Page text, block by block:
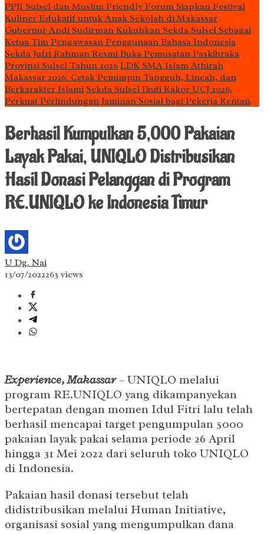
PPJI Sulsel dan Muslim Friendly Forum Siapkan Festival
Kuliner Edukatif untuk Anak Sekolah di Makassar
Gubernur Andi Sudirman Kukuhkan Sekda Sulsel Sebagai
Ketua Tim Pengawasan Penggunaan Bahasa Indonesia
Sekda Jufri Rahman Resmi Buka Pemusatan Paskibraka
Provinsi Sulsel Tahun 2026 LDK SMA Islam Athirah
Makassar 2026: Cetak Pemimpin Tangguh, Lincah, dan
Berkarakter Islami Sekda Sulsel Ikuti Rakor UCJ 2026,
Perkuat Perlindungan Jaminan Sosial bagi Pekerja Rentan
Berhasil Kumpulkan 5,000 Pakaian
Layak Pakai, UNIQLO Distribusikan
Hasil Donasi Pelanggan di Program
RE.UNIQLO ke Indonesia Timur
U Dg. Nai
13/07/2022263 views
Experience, Makassar– UNIQLO melalui
program RE.UNIQLO yang dikampanyekan
bertepatan dengan momen Idul Fitri lalu telah
berhasil mencapai target pengumpulan 5000
pakaian layak pakai selama periode 26 April
hingga 31 Mei 2022 dari seluruh toko UNIQLO
di Indonesia.
Pakaian hasil donasi tersebut telah
didistribusikan melalui Human Initiative,
organisasi sosial yang mengumpulkan dana